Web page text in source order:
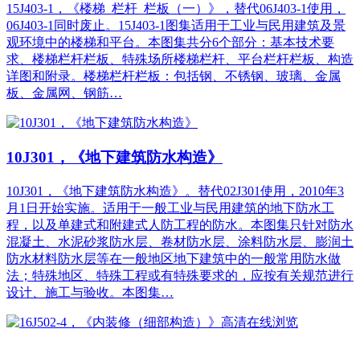
15J403-1，《楼梯 栏杆 栏板（一）》，替代06J403-1使用，
06J403-1同时废止。15J403-1图集适用于工业与民用建筑及景
观环境中的楼梯和平台。本图集共分6个部分：基本技术要
求、楼梯栏杆栏板、特殊场所楼梯栏杆、平台栏杆栏板、构造
详图和附录。楼梯栏杆栏板：包括钢、不锈钢、玻璃、金属
板、金属网、钢筋…
10J301，《地下建筑防水构造》
10J301，《地下建筑防水构造》。替代02J301使用，2010年3
月1日开始实施。适用于一般工业与民用建筑的地下防水工
程，以及单建式和附建式人防工程的防水。本图集只针对防水
混凝土、水泥砂浆防水层、卷材防水层、涂料防水层、膨润土
防水材料防水层等在一般地区地下建筑中的一般常用防水做
法；特殊地区、特殊工程或有特殊要求的，应按有关规范进行
设计、施工与验收。本图集…